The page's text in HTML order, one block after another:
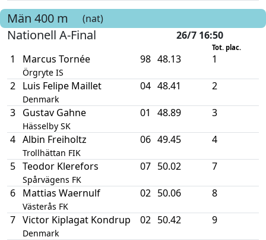
Män 400 m (nat)
Nationell A-Final 26/7 16:50
Tot. plac.
1 Marcus Tornée
Örgryte IS
98 48.13 1
2 Luis Felipe Maillet
Denmark
04 48.41 2
3 Gustav Gahne
Hässelby SK
01 48.89 3
4 Albin Freiholtz
Trollhättan FIK
06 49.45 4
5 Teodor Klerefors
Spårvägens FK
07 50.02 7
6 Mattias Waernulf
Västerås FK
02 50.06 8
7 Victor Kiplagat Kondrup
Denmark
02 50.42 9